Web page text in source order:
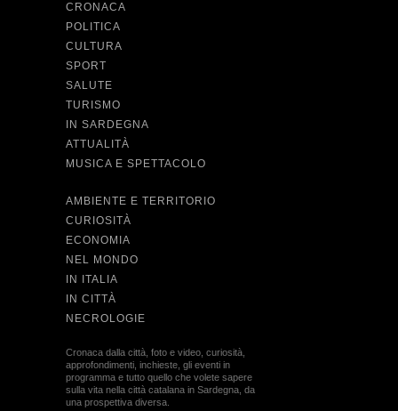
CRONACA
POLITICA
CULTURA
SPORT
SALUTE
TURISMO
IN SARDEGNA
ATTUALITÀ
MUSICA E SPETTACOLO
AMBIENTE E TERRITORIO
CURIOSITÀ
ECONOMIA
NEL MONDO
IN ITALIA
IN CITTÀ
NECROLOGIE
Cronaca dalla città, foto e video, curiosità,
approfondimenti, inchieste, gli eventi in
programma e tutto quello che volete sapere
sulla vita nella città catalana in Sardegna, da
una prospettiva diversa.